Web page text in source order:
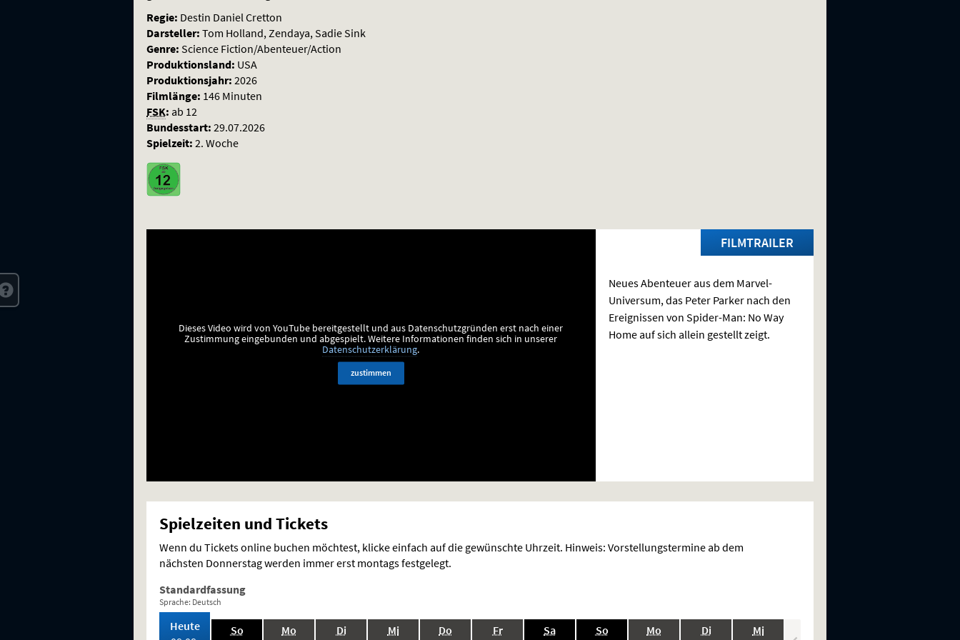
Regie: Destin Daniel Cretton
Darsteller: Tom Holland, Zendaya, Sadie Sink
Genre: Science Fiction/Abenteuer/Action
Produktionsland: USA
Produktionsjahr: 2026
Filmlänge: 146 Minuten
FSK: ab 12
Bundesstart: 29.07.2026
Spielzeit: 2. Woche
FILMTRAILER
Dieses Video wird von YouTube bereitgestellt und aus Datenschutzgründen erst nach einer
Zustimmung eingebunden und abgespielt.Weitere Informationen finden sich in unserer
Datenschutzerklärung.
zustimmen
Neues Abenteuer aus dem Marvel-
Universum, das Peter Parker nach den
Ereignissen von Spider-Man: No Way
Home auf sich allein gestellt zeigt.
Spielzeiten und Tickets
Wenn du Tickets online buchen möchtest, klicke einfach auf die gewünschte Uhrzeit. Hinweis: Vorstellungstermine ab dem
nächsten Donnerstag werden immer erst montags festgelegt.
Standardfassung
Sprache: Deutsch
Heute,
So.,
Mo Di.,
Mi.,
Do Fr.,
Sa.,
So.,
Mo Di.,
Mi.,